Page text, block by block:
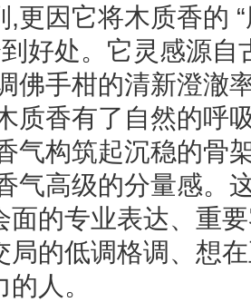
更因它将木质香的
好处。它灵感源
佛手柑的清新澄澈
质香有了自然的呼
气构筑起沉稳的骨
气高级的分量感。
面的专业表达、重
局的低调格调、想
人。